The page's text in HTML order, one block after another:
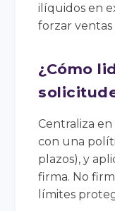
ilíquidos en
forzar ventas
¿Cómo
Centraliza
con una
plazos), y
firma. No
límites